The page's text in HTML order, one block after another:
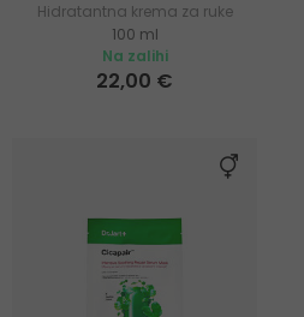
Hidratantna krema za ruke
100 ml
Na zalihi
22,00 €